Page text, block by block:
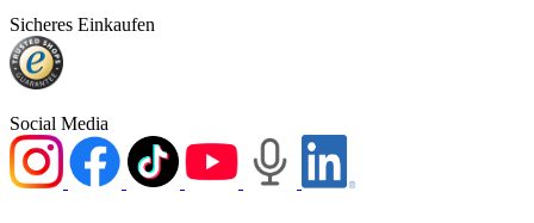
Sicheres Einkaufen
Social Media